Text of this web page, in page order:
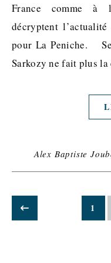
France comme à
décryptent
pour La Peniche.
Sarkozy ne fait plus
Alex Baptiste
1